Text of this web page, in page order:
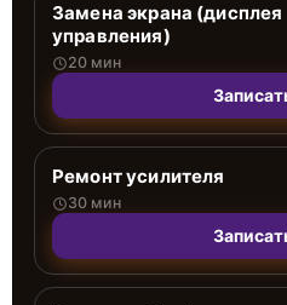
Замена экрана (дисплея
управления)
20 мин
Ремонт усилителя
30 мин